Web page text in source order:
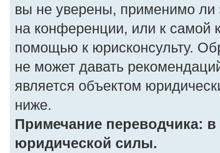
вы не уверены, применимо ли
на конференции, или к самой
помощью к юрисконсульту.
не может давать
является объектом
ниже.
Примечание переводчика:
юридической силы.